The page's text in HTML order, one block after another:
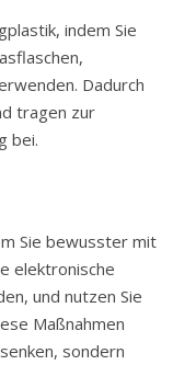
indem Sie
Dadurch
tragen zur
bei.
Sie bewusster mit
elektronische
und nutzen Sie
Maßnahmen
sondern